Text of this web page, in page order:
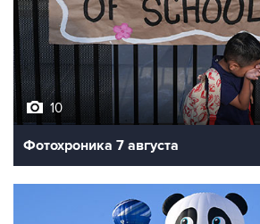
10
Фотохроника 7 августа